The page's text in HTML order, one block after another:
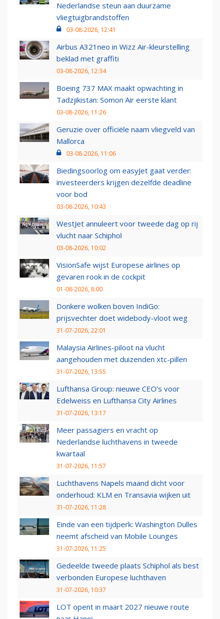
Nederlandse steun aan duurzame
vliegtuigbrandstoffen
03-08-2026, 12:41
Airbus A321neo in Wizz Air-kleurstelling
beklad met graffiti
03-08-2026, 12:34
Boeing 737 MAX maakt opwachting in
Tadzjikistan: Somon Air eerste klant
03-08-2026, 11:26
Geruzie over officiële naam vliegveld van
Mallorca
03-08-2026, 11:06
Biedingsoorlog om easyJet gaat verder:
investeerders krijgen dezelfde deadline
voor bod
03-08-2026, 10:43
WestJet annuleert voor tweede dag op rij
vlucht naar Schiphol
03-08-2026, 10:02
VisionSafe wijst Europese airlines op
gevaren rook in de cockpit
01-08-2026, 8:00
Donkere wolken boven IndiGo:
prijsvechter doet widebody-vloot weg
31-07-2026, 22:01
Malaysia Airlines-piloot na vlucht
aangehouden met duizenden xtc-pillen
31-07-2026, 13:55
Lufthansa Group: nieuwe CEO’s voor
Edelweiss en Lufthansa City Airlines
31-07-2026, 13:17
Meer passagiers en vracht op
Nederlandse luchthavens in tweede
kwartaal
31-07-2026, 11:57
Luchthavens Napels maand dicht voor
onderhoud: KLM en Transavia wijken uit
31-07-2026, 11:28
Einde van een tijdperk: Washington Dulles
neemt afscheid van Mobile Lounges
31-07-2026, 11:25
Gedeelde tweede plaats Schiphol als best
verbonden Europese luchthaven
31-07-2026, 10:37
LOT opent in maart 2027 nieuwe route